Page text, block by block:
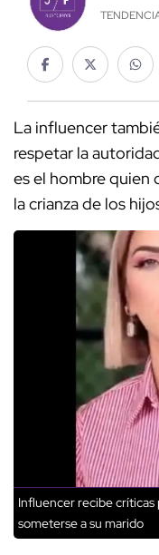
La influencer
respetar la
es el hombre quien
la crianza de los
Influencer recibe
someterse a su marido